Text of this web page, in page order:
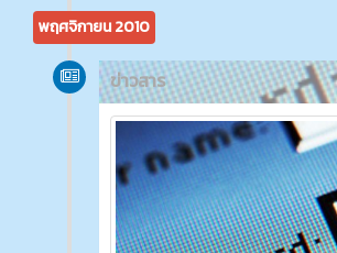
พฤศจิกายน 2010
ข่าวสาร